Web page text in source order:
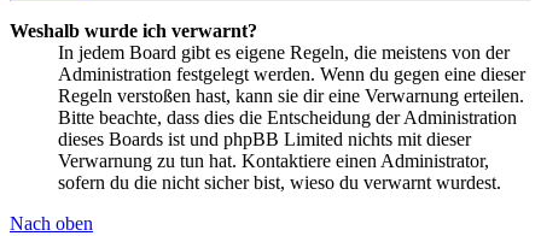
Weshalb wurde ich verwarnt?
In jedem Board gibt es eigene Regeln, die meistens von der
Administration festgelegt werden. Wenn du gegen eine dieser
Regeln verstoßen hast, kann sie dir eine Verwarnung erteilen.
Bitte beachte, dass dies die Entscheidung der Administration
dieses Boards ist und phpBB Limited nichts mit dieser
Verwarnung zu tun hat. Kontaktiere einen Administrator,
sofern du die nicht sicher bist, wieso du verwarnt wurdest.
Nach oben